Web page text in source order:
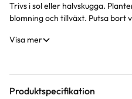
Trivs i sol eller halvskugga.
blomning och tillväxt. Putsa bort
Visa mer
Produktspecifikation